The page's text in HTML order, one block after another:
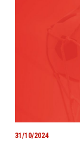
31/10/2024